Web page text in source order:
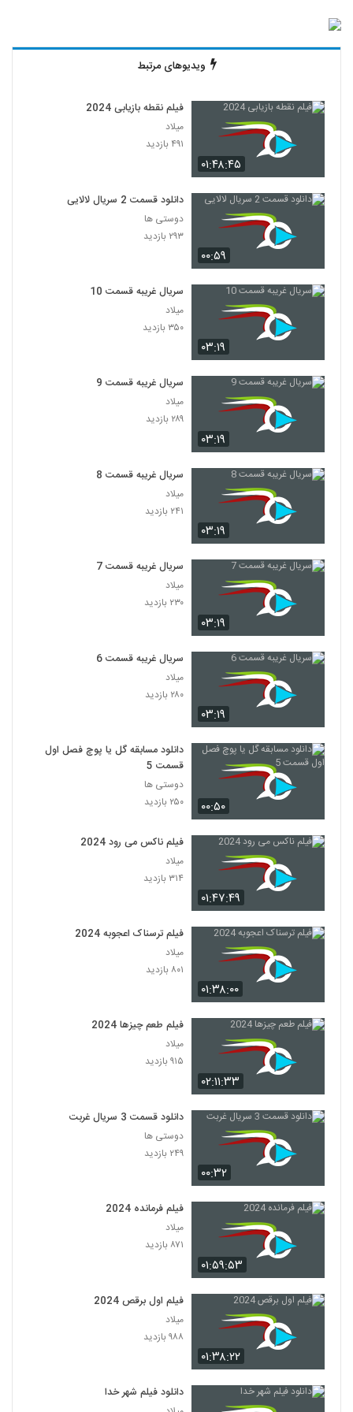
ویدیوهای مرتبط
۰۱:۴۸:۴۵
فیلم نقطه بازیابی 2024
میلاد
۴۹۱ بازدید
۰۰:۵۹
دانلود قسمت 2 سریال لالایی
دوستی ها
۲۹۳ بازدید
۰۳:۱۹
سریال غریبه قسمت 10
میلاد
۳۵۰ بازدید
۰۳:۱۹
سریال غریبه قسمت 9
میلاد
۲۸۹ بازدید
۰۳:۱۹
سریال غریبه قسمت 8
میلاد
۲۴۱ بازدید
۰۳:۱۹
سریال غریبه قسمت 7
میلاد
۲۳۰ بازدید
۰۳:۱۹
سریال غریبه قسمت 6
میلاد
۲۸۰ بازدید
۰۰:۵۰
دانلود مسابقه گل یا پوچ فصل اول
قسمت 5
دوستی ها
۲۵۰ بازدید
۰۱:۴۷:۴۹
فیلم ناکس می رود 2024
میلاد
۳۱۴ بازدید
۰۱:۳۸:۰۰
فیلم ترسناک اعجوبه 2024
میلاد
۸۰۱ بازدید
۰۲:۱۱:۳۳
فیلم طعم چیزها 2024
میلاد
۹۱۵ بازدید
۰۰:۳۲
دانلود قسمت 3 سریال غربت
دوستی ها
۲۴۹ بازدید
۰۱:۵۹:۵۳
فیلم فرمانده 2024
میلاد
۸۷۱ بازدید
۰۱:۳۸:۲۲
فیلم اول برقص 2024
میلاد
۹۸۸ بازدید
دانلود فیلم شهر خدا